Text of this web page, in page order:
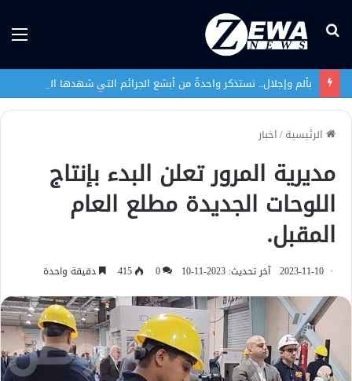
بحث
الرئيسية/اخبار
مديرية المرور تعلن البدء بإنتاج
اللوحات الجديدة مطلع العام
المقبل.
2023-11-10 آخر تحديث: 2023-11-10 0
415 دقيقة واحدة